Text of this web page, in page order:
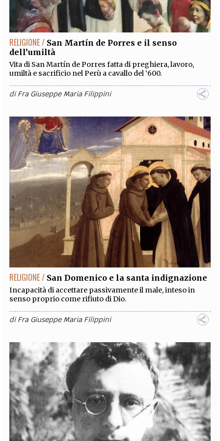
EXTRA
CODICI RUBRICHE LIBRI PROCEEDINGS PUBBLICITÀ CONTATTI
SOCIAL MEDIA
RELIGIONE / San Martín de Porres e il senso
dell’umiltà
Vita di San Martín de Porres fatta di preghiera, lavoro,
umiltà e sacrificio nel Perù a cavallo del ‘600.
diFra Giuseppe Maria Filippini
RELIGIONE / San Domenico e la santa indignazione
Incapacità di accettare passivamente il male, inteso in
senso proprio come rifiuto di Dio.
diFra Giuseppe Maria Filippini